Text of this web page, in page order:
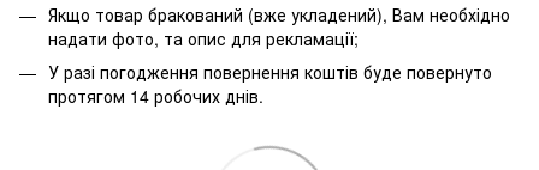
Якщо товар бракований (вже укладений), Вам необхідно
надати фото, та опис для рекламації;
У разі погодження повернення коштів буде повернуто
протягом 14 робочих днів.